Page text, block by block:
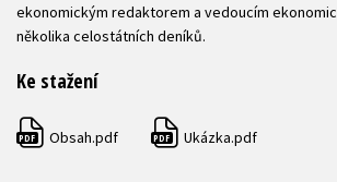
ekonomickým redaktorem a vedoucím
několika celostátních deníků.
Ke stažení
PDF Obsah.pdf PDF Ukázka.pdf